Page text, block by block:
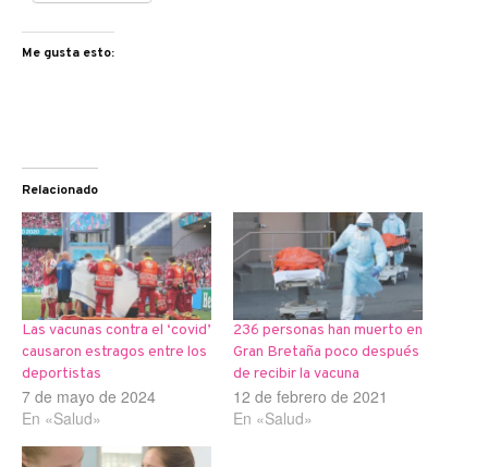
Me gusta esto:
Relacionado
Las vacunas contra el ‘covid’
causaron estragos entre los
deportistas
7 de mayo de 2024
En «Salud»
236 personas han muerto en
Gran Bretaña poco después
de recibir la vacuna
12 de febrero de 2021
En «Salud»